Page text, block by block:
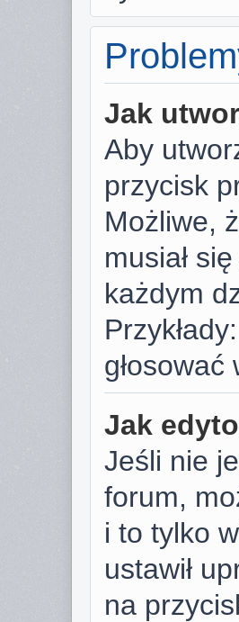
Jak
Aby
przycisk
Możliwe,
musiał
każdym
Jak
Jeśli nie
forum,
i to tylko
ustawił
na